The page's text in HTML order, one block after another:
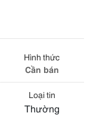
Hình thức
Cần bán
Loại tin
Thường